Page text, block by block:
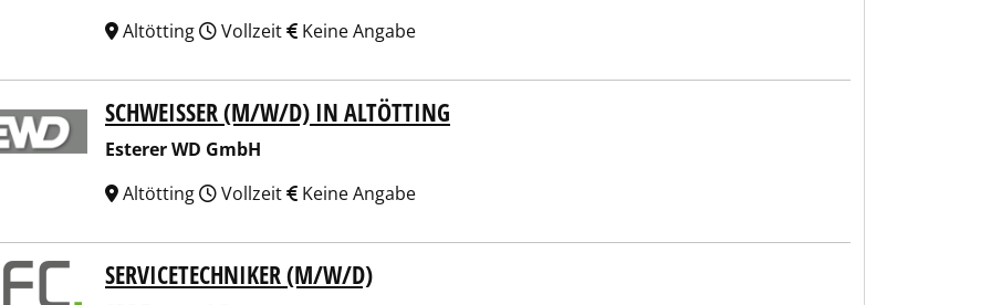
Altötting
Vollzeit Keine Angabe
WD GmbHSCHWEISSER (M/W/D) IN ALTÖTTING
Esterer WD GmbH
Altötting
Vollzeit Keine Angabe
AG SERVICETECHNIKER (M/W/D)